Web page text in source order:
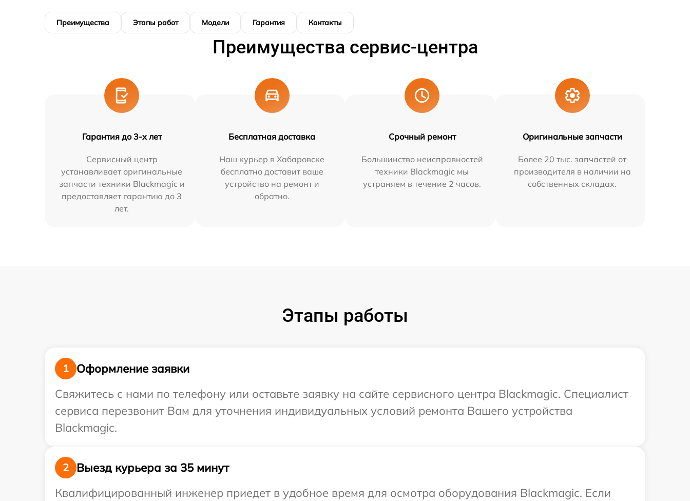
Преимущества Этапы работ Модели Гарантия Контакты
Преимущества сервис-центра
Гарантия до 3-х лет
Сервисный центр
устанавливает оригинальные
запчасти техники Blackmagic и
предоставляет гарантию до 3
лет.
Бесплатная доставка
Наш курьер в Хабаровске
бесплатно доставит ваше
устройство на ремонт и
обратно.
Срочный ремонт
Большинство неисправностей
техники Blackmagic мы
устраняем в течение 2 часов.
Оригинальные запчасти
Более 20 тыс. запчастей от
производителя в наличии на
собственных складах.
Этапы работы
1
Оформление заявки
Свяжитесь с нами по телефону или оставьте заявку на сайте сервисного центра Blackmagic. Специалист
сервиса перезвонит Вам для уточнения индивидуальных условий ремонта Вашего устройства
Blackmagic.
2
Выезд курьера за 35 минут
Квалифицированный инженер приедет в удобное время для осмотра оборудования Blackmagic. Если